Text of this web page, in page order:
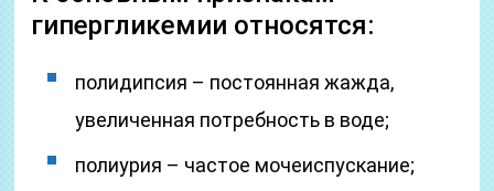
гипергликемии относятся:
полидипсия – постоянная жажда,
увеличенная потребность в воде;
полиурия – частое мочеиспускание;